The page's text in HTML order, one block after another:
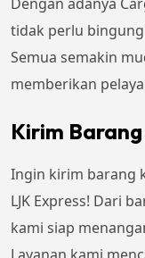
tidak perlu
Semua semakin
memberikan
Kirim
Ingin kirim barang
LJK Express! Dari
kami siap